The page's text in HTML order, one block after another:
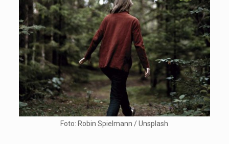
Foto: Robin Spielmann / Unsplash